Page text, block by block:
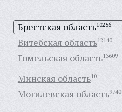
Брестская область10256
Витебская область12140
Гомельская область13609
Минская область10
Могилевская область9740